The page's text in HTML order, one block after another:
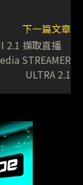
下一篇文章
2.1 擷取直播
STREAMER
ULTRA 2.1